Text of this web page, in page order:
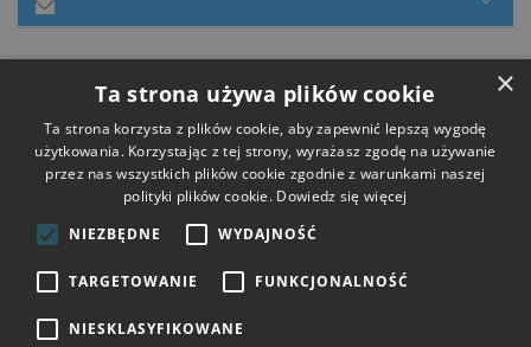
Płatności
×
Ta strona używa plików cookie
Ta strona korzysta z plików cookie, aby zapewnić lepszą wygodę
użytkowania. Korzystając z tej strony, wyrażasz zgodę na używanie
przez nas wszystkich plików cookie zgodnie z warunkami naszej
polityki plików cookie. Dowiedz się więcej
NIEZBĘDNE
WYDAJNOŚĆ
TARGETOWANIE FUNKCJONALNOŚĆ
NIESKLASYFIKOWANE